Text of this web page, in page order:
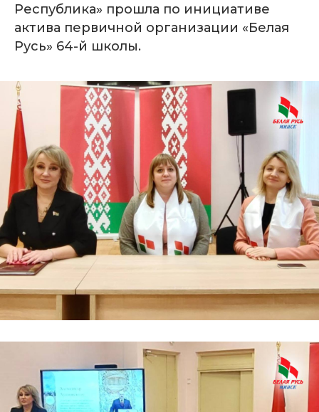
Республика» прошла по инициативе
актива первичной организации «Белая
Русь» 64-й школы.